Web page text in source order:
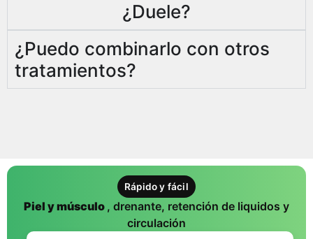
¿Duele?
¿Puedo combinarlo con otros
tratamientos?
Rápido y fácil
Piel y músculo , drenante, retención de liquidos y
circulación